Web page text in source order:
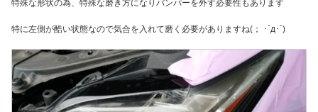
特殊な形状の為、特殊な磨き方になりバンパーを外す必要性もあります
特に左側が酷い状態なので気合を入れて磨く必要がありますね(； ･`д･´)